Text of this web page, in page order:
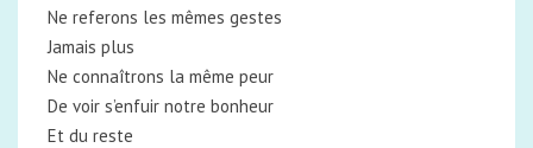
Ne referons les mêmes gestes
Jamais plus
Ne connaîtrons la même peur
De voir s’enfuir notre bonheur
Et du reste